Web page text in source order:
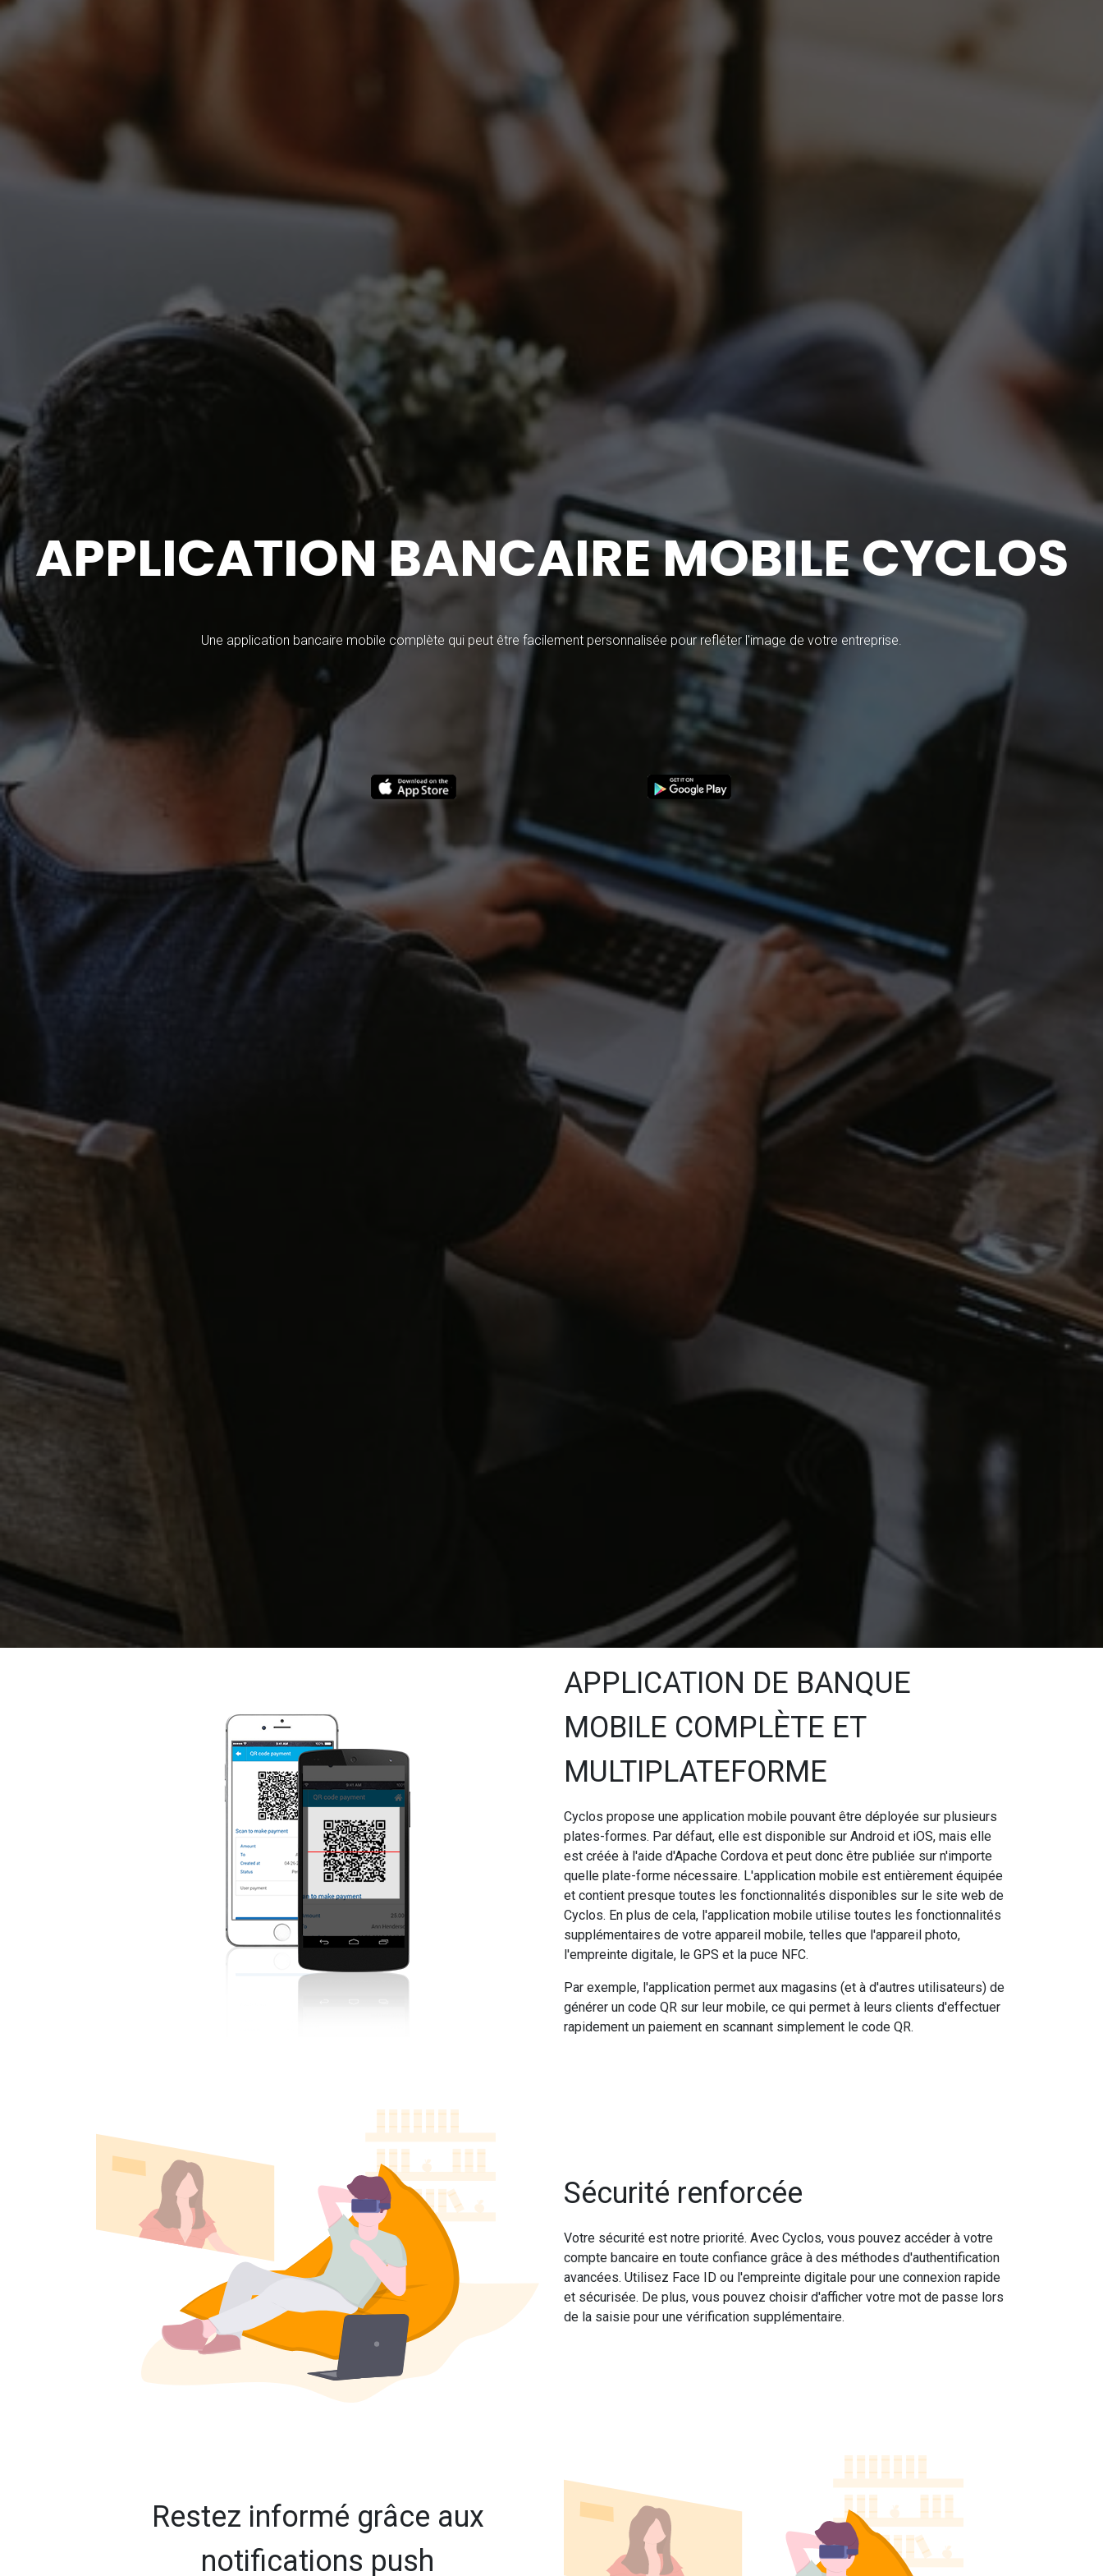
APPLICATION BANCAIRE MOBILE CYCLOS
Une application bancaire mobile complète qui peut être facilement personnalisée pour refléter l'image de votre entreprise.
APPLICATION DE BANQUE
MOBILE COMPLÈTE ET
MULTIPLATEFORME
Cyclos propose une application mobile pouvant être déployée sur plusieurs
plates-formes. Par défaut, elle est disponible sur Android et iOS, mais elle
est créée à l'aide d'Apache Cordova et peut donc être publiée sur n'importe
quelle plate-forme nécessaire. L'application mobile est entièrement équipée
et contient presque toutes les fonctionnalités disponibles sur le site web de
Cyclos. En plus de cela, l'application mobile utilise toutes les fonctionnalités
supplémentaires de votre appareil mobile, telles que l'appareil photo,
l'empreinte digitale, le GPS et la puce NFC.
Par exemple, l'application permet aux magasins (et à d'autres utilisateurs) de
générer un code QR sur leur mobile, ce qui permet à leurs clients d'effectuer
rapidement un paiement en scannant simplement le code QR.
​Sécurité renforcée
Votre sécurité est notre priorité. Avec Cyclos, vous pouvez accéder à votre
compte bancaire en toute confiance grâce à des méthodes d'authentification
avancées. Utilisez Face ID ou l'empreinte digitale pour une connexion rapide
et sécurisée. De plus, vous pouvez choisir d'afficher votre mot de passe lors
de la saisie pour une vérification supplémentaire.
Restez informé grâce aux
notifications push